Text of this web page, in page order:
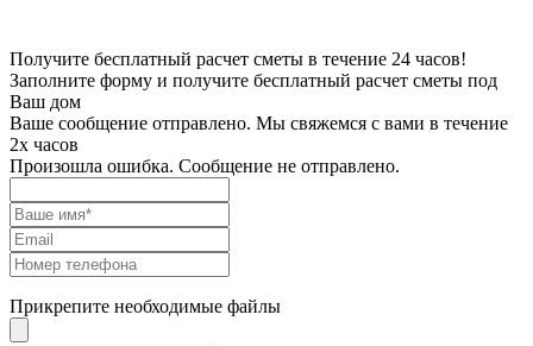
Получите бесплатный расчет сметы в течение 24 часов!
Заполните форму и получите бесплатный расчет сметы под
Ваш дом
Ваше сообщение отправлено. Мы свяжемся с вами в течение
2х часов
Произошла ошибка. Сообщение не отправлено.
Прикрепите необходимые файлы